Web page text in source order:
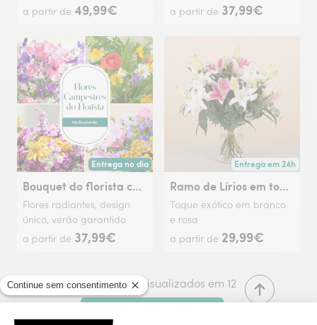
a partir de 49,99€
a partir de 37,99€
Entrega no dia
Entrega hoje ou na data à tua escolha.
Bouquet do florista com flores campestres
Flores radiantes, design
único, verão garantido
a partir de 37,99€
Entrega em 24h
Entrega a partir de
Ramo de Lírios em tons pastéis
Toque exótico em branco
e rosa
a partir de 29,99€
12 produtos visualizados em 12